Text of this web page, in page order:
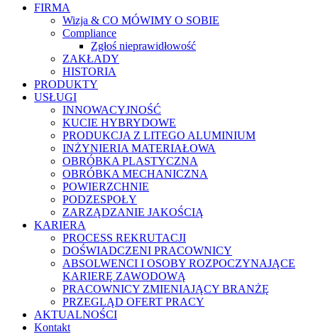
FIRMA
Wizja & CO MÓWIMY O SOBIE
Compliance
Zgłoś nieprawidłowość
ZAKŁADY
HISTORIA
PRODUKTY
USŁUGI
INNOWACYJNOŚĆ
KUCIE HYBRYDOWE
PRODUKCJA Z LITEGO ALUMINIUM
INŻYNIERIA MATERIAŁOWA
OBRÓBKA PLASTYCZNA
OBRÓBKA MECHANICZNA
POWIERZCHNIE
PODZESPOŁY
ZARZĄDZANIE JAKOŚCIĄ
KARIERA
PROCESS REKRUTACJI
DOŚWIADCZENI PRACOWNICY
ABSOLWENCI I OSOBY ROZPOCZYNAJĄCE
KARIERĘ ZAWODOWĄ
PRACOWNICY ZMIENIAJĄCY BRANŻĘ
PRZEGLĄD OFERT PRACY
AKTUALNOŚCI
Kontakt